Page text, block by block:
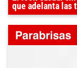
que adelanta las